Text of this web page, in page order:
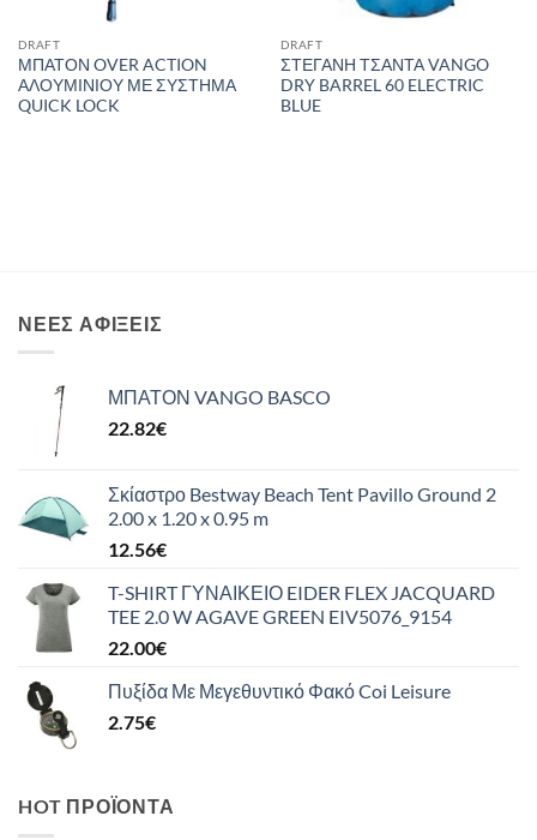
DRAFT
ΜΠΑΤΟΝ OVER ACTION
ΑΛΟΥΜΙΝΙΟΥ ΜΕ ΣΥΣΤΗΜΑ
QUICK LOCK
DRAFT
ΣΤΕΓΑΝΗ ΤΣΑΝΤΑ VANGO
DRY BARREL 60 ELECTRIC
BLUE
ΝΈΕΣ ΑΦΊΞΕΙΣ
ΜΠΑΤΟΝ VANGO BASCO
22.82€
Σκίαστρο Bestway Beach Tent Pavillo Ground 2
2.00 x 1.20 x 0.95 m
12.56€
T-SHIRT ΓΥΝΑΙΚΕΙΟ EIDER FLEX JACQUARD
TEE 2.0 W AGAVE GREEN EIV5076_9154
22.00€
Πυξίδα Με Μεγεθυντικό Φακό Coi Leisure
2.75€
HOT ΠΡΟΪΌΝΤΑ